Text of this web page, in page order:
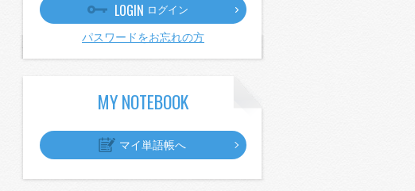
LOGIN ログイン
パスワードをお忘れの方
MY NOTEBOOK
マイ単語帳へ